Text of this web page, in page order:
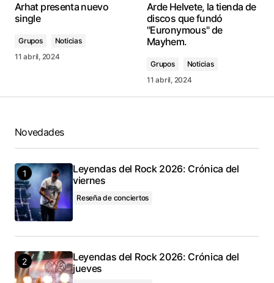
Arhat presenta nuevo
single
Grupos
Noticias
11 abril, 2024
Arde Helvete, la tienda de
discos que fundó
"Euronymous" de
Mayhem.
Grupos
Noticias
11 abril, 2024
Novedades
Leyendas del Rock 2026: Crónica del
viernes
Reseña de conciertos
Leyendas del Rock 2026: Crónica del
jueves